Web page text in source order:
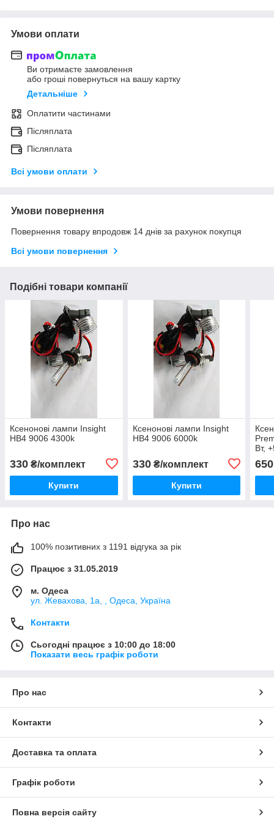
Умови оплати
Ви отримаєте замовлення
або гроші повернуться на вашу картку
Детальніше
Оплатити частинами
Післяплата
Післяплата
Всі умови оплати
Умови повернення
Повернення товару впродовж 14 днів за рахунок покупця
Всі умови повернення
Подібні товари компанії
Ксенонові лампи Insight
HB4 9006 4300k
330 ₴/комплект
Купити
Ксенонові лампи Insight
HB4 9006 6000k
330₴/комплект
Купити
Вт,
650
Про нас
100% позитивних з 1191 відгука за рік
Працює з 31.05.2019
м. Одеса
ул. Жевахова, 1a, , Одеса, Україна
Контакти
Сьогодні працює з 10:00 до 18:00
Показати весь графік роботи
Про нас
Контакти
Доставка та оплата
Графік роботи
Повна версія сайту